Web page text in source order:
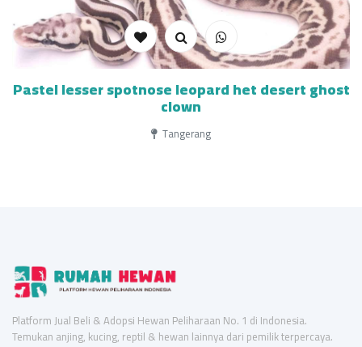
Pastel lesser spotnose leopard het desert ghost
clown
Tangerang
Platform Jual Beli & Adopsi Hewan Peliharaan No. 1 di Indonesia.
Temukan anjing, kucing, reptil & hewan lainnya dari pemilik terpercaya.